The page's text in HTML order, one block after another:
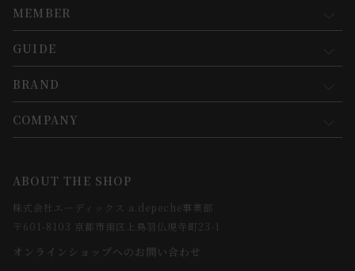
MEMBER
マイページ
新規会員登録
会員規約について
GUIDE
お買い物ガイド
会員登録について
お支払方法について
お届けについて
BRAND
コンセプト
webカタログ
COMPANY
求人情報
法人のお客様
ABOUT THE SHOP
株式会社エーディックス a.depeche事業部
〒601-8103 京都市南区上鳥羽仏現寺町23-1
オンラインショップへのお問い合わせ